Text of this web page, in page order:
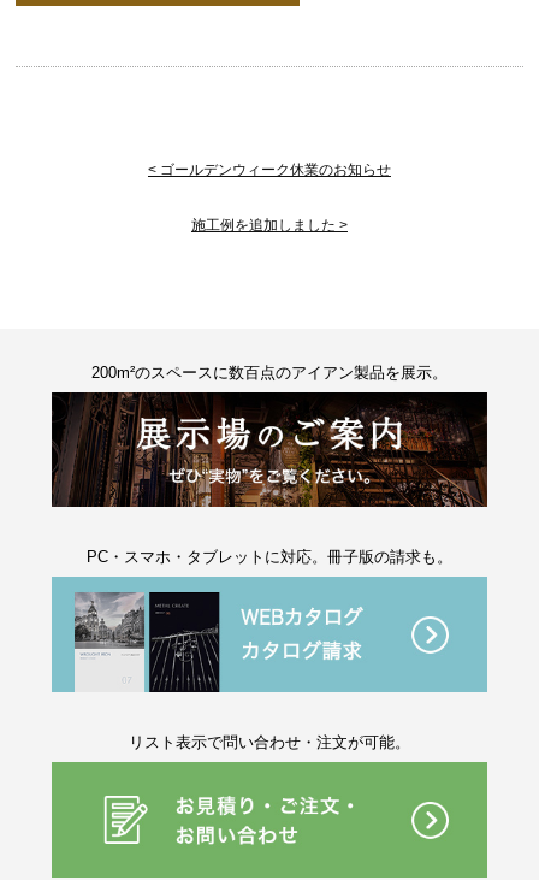
< ゴールデンウィーク休業のお知らせ
施工例を追加しました >
200m²のスペースに数百点のアイアン製品を展示。
PC・スマホ・タブレットに対応。冊子版の請求も。
リスト表示で問い合わせ・注文が可能。